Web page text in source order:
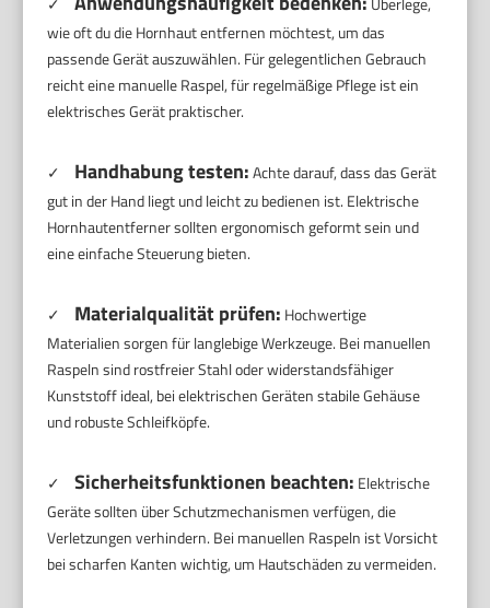
wie oft du die Hornhaut entfernen möchtest, um das
passende Gerät auszuwählen. Für gelegentlichen Gebrauch
reicht eine manuelle Raspel, für regelmäßige Pflege ist ein
elektrisches Gerät praktischer.
✓ Handhabung testen:Achte darauf, dass das Gerät
gut in der Hand liegt und leicht zu bedienen ist. Elektrische
Hornhautentferner sollten ergonomisch geformt sein und
eine einfache Steuerung bieten.
✓ Materialqualität prüfen: Hochwertige
Materialien sorgen für langlebige Werkzeuge. Bei manuellen
Raspeln sind rostfreier Stahl oder widerstandsfähiger
Kunststoff ideal, bei elektrischen Geräten stabile Gehäuse
und robuste Schleifköpfe.
✓ Sicherheitsfunktionen beachten: Elektrische
Geräte sollten über Schutzmechanismen verfügen, die
Verletzungen verhindern. Bei manuellen Raspeln ist Vorsicht
bei scharfen Kanten wichtig, um Hautschäden zu vermeiden.